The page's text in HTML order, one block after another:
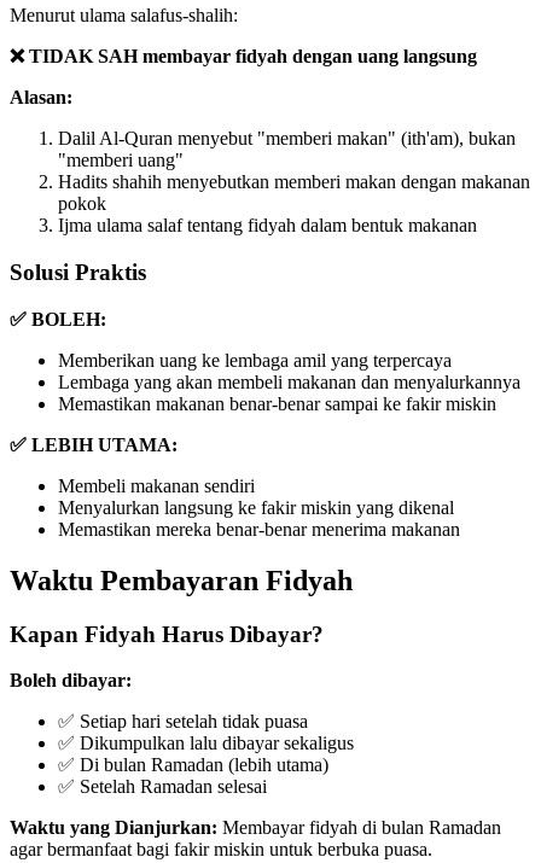
Menurut ulama salafus-shalih:
❌ TIDAK SAH membayar fidyah dengan uang langsung
Alasan:
Dalil Al-Quran menyebut "memberi makan" (ith'am), bukan
"memberi uang"
Hadits shahih menyebutkan memberi makan dengan makanan
pokok
Ijma ulama salaf tentang fidyah dalam bentuk makanan
Solusi Praktis
✅ BOLEH:
Memberikan uang ke lembaga amil yang terpercaya
Lembaga yang akan membeli makanan dan menyalurkannya
Memastikan makanan benar-benar sampai ke fakir miskin
✅ LEBIH UTAMA:
Membeli makanan sendiri
Menyalurkan langsung ke fakir miskin yang dikenal
Memastikan mereka benar-benar menerima makanan
Waktu Pembayaran Fidyah
Kapan Fidyah Harus Dibayar?
Boleh dibayar:
✅ Setiap hari setelah tidak puasa
✅ Dikumpulkan lalu dibayar sekaligus
✅ Di bulan Ramadan (lebih utama)
✅ Setelah Ramadan selesai
Waktu yang Dianjurkan: Membayar fidyah di bulan Ramadan
agar bermanfaat bagi fakir miskin untuk berbuka puasa.